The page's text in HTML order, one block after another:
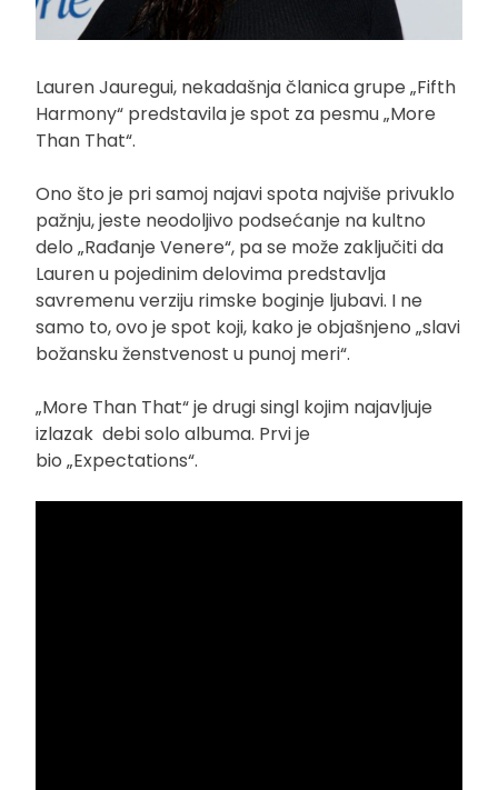
Lauren Jauregui, nekadašnja članica grupe „Fifth
Harmony“ predstavila je spot za pesmu „More
Than That“.
Ono što je pri samoj najavi spota najviše privuklo
pažnju, jeste neodoljivo podsećanje na kultno
delo „Rađanje Venere“, pa se može zaključiti da
Lauren u pojedinim delovima predstavlja
savremenu verziju rimske boginje ljubavi. I ne
samo to, ovo je spot koji, kako je objašnjeno „slavi
božansku ženstvenost u punoj meri“.
„More Than That“ je drugi singl kojim najavljuje
izlazak debi solo albuma. Prvi je
bio „Expectations“.